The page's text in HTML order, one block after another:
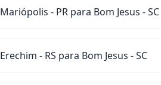
Mariópolis - PR para Bom Jesus - SC
Erechim - RS para Bom Jesus - SC